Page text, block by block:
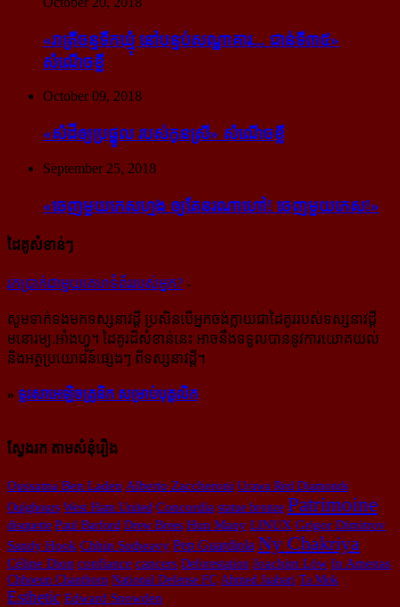
«រាត្រីចន្ទទឹកឃ្មុំ នៅបន្ទប់សណ្ឋាគារ... ជាន់ទី៣៥»
សំណើចខ្លី
October 09, 2018
«សំដី​ឲ្យ​ប្រផ្នូល របស់​កូនស្រី» សំណើចខ្លី
September 25, 2018
«ចេញ​មួយ​កេស​ហ្មង ឲ្យ​តែ​នរណា​ហៅ! ចេញ​មួយ​កេស!»
ដៃគូសំខាន់ៗ
រក​​ប្រាក់​​ជា​​មួយ​​គេហទំព័រ​​របស់​​អ្នក? -
សូម​ទាក់ទង​មក​ទស្សនាវដ្ដី ប្រសិន​បើ​អ្នក​ចង់​ក្លាយ​ជា​ដៃគូរ​របស់​ទស្សនាវដ្ដី​
មនោរម្យ.អាំងហ្វូ។ ដៃ​គូរ​ដ៏​សំខាន់​នេះ អាច​នឹង​ទទួល​បាន​នូវ​ការ​យោគយល់
និង​អត្ថ​ប្រយោជន៍​ផ្សេងៗ ពីទស្សនាវដ្ដី។
» ទូរសាអេឡិចត្រូនិក សម្រាប់បុគ្គលិក
ស្វែងរក តាមសំនុំរឿង
Oussama Ben Laden Alberto Zaccheroni Urawa Red Diamonds
Ouïghours West Ham United Concordia statue bronze Patrimoine
disquette Paul Barford Drew Brees Hun Many LINUX Grigor Dimitrov
Sandy Hook Chhin Sotheavy Pep Guardiola Ny Chakriya
Céline Dion confiance cancers Deforestation Joachim Löw In Amenas
Chhoeun Chanthorn National Defense FC Ahmed Jaabari Ta Mok
Esthetic Edward Snowden